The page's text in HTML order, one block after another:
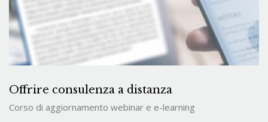
Offrire consulenza a distanza
Corso di aggiornamento webinar e e-learning